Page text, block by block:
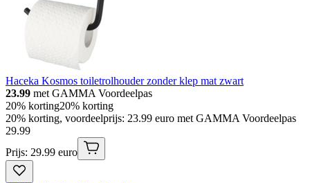
Haceka Kosmos toiletrolhouder zonder klep mat zwart
23.99 met GAMMA Voordeelpas
20% korting20% korting
20% korting, voordeelprijs: 23.99 euro met GAMMA Voordeelpas
29.99
Prijs: 29.99 euro